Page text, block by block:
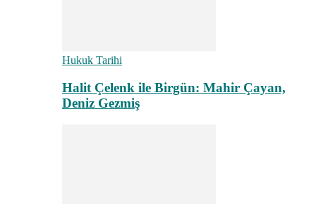
Hukuk Tarihi
Halit Çelenk ile Birgün: Mahir Çayan,
Deniz Gezmiş